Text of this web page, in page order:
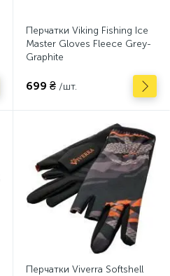
Перчатки Viking Fishing Ice
Master Gloves Fleece Grey-
Graphite
699 ₴ /шт.
Перчатки Viverra Softshell